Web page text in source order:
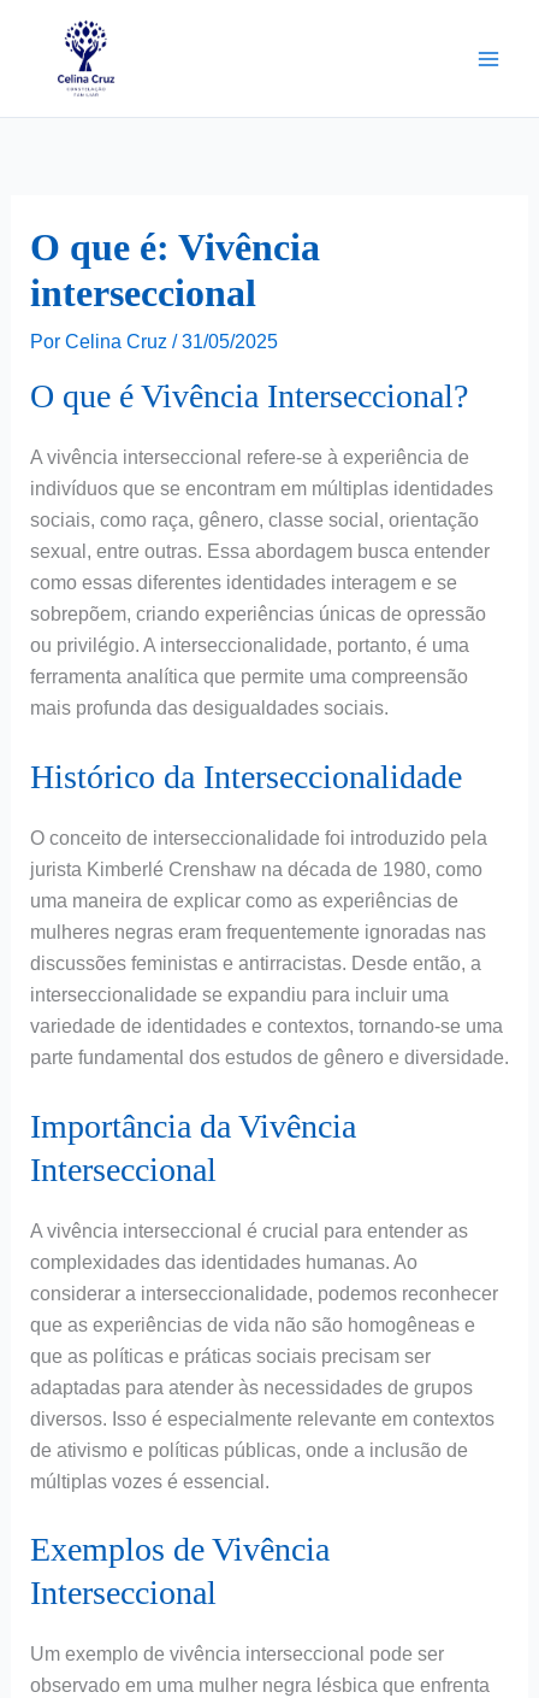
O que é: Vivência
interseccional
Por Celina Cruz / 31/05/2025
O que é Vivência Interseccional?
A vivência interseccional refere-se à experiência de
indivíduos que se encontram em múltiplas identidades
sociais, como raça, gênero, classe social, orientação
sexual, entre outras. Essa abordagem busca entender
como essas diferentes identidades interagem e se
sobrepõem, criando experiências únicas de opressão
ou privilégio. A interseccionalidade, portanto, é uma
ferramenta analítica que permite uma compreensão
mais profunda das desigualdades sociais.
Histórico da Interseccionalidade
O conceito de interseccionalidade foi introduzido pela
jurista Kimberlé Crenshaw na década de 1980, como
uma maneira de explicar como as experiências de
mulheres negras eram frequentemente ignoradas nas
discussões feministas e antirracistas. Desde então, a
interseccionalidade se expandiu para incluir uma
variedade de identidades e contextos, tornando-se uma
parte fundamental dos estudos de gênero e diversidade.
Importância da Vivência
Interseccional
A vivência interseccional é crucial para entender as
complexidades das identidades humanas. Ao
considerar a interseccionalidade, podemos reconhecer
que as experiências de vida não são homogêneas e
que as políticas e práticas sociais precisam ser
adaptadas para atender às necessidades de grupos
diversos. Isso é especialmente relevante em contextos
de ativismo e políticas públicas, onde a inclusão de
múltiplas vozes é essencial.
Exemplos de Vivência
Interseccional
Um exemplo de vivência interseccional pode ser
observado em uma mulher negra lésbica que enfrenta